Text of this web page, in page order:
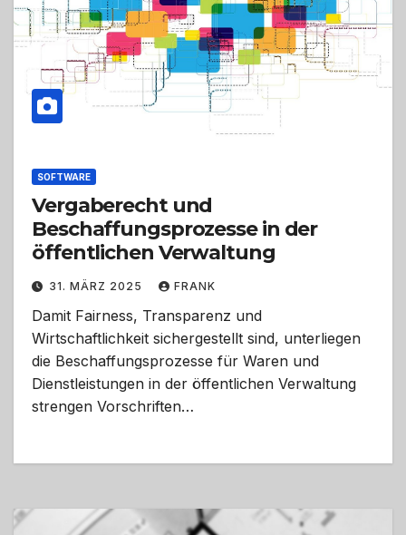
SOFTWARE
Vergaberecht und
Beschaffungsprozesse in der
öffentlichen Verwaltung
31. MÄRZ 2025 FRANK
Damit Fairness, Transparenz und
Wirtschaftlichkeit sichergestellt sind, unterliegen
die Beschaffungsprozesse für Waren und
Dienstleistungen in der öffentlichen Verwaltung
strengen Vorschriften…